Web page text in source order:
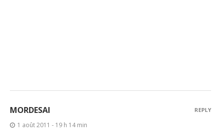
MORDESAI
1 août 2011 - 19 h 14 min
REPLY